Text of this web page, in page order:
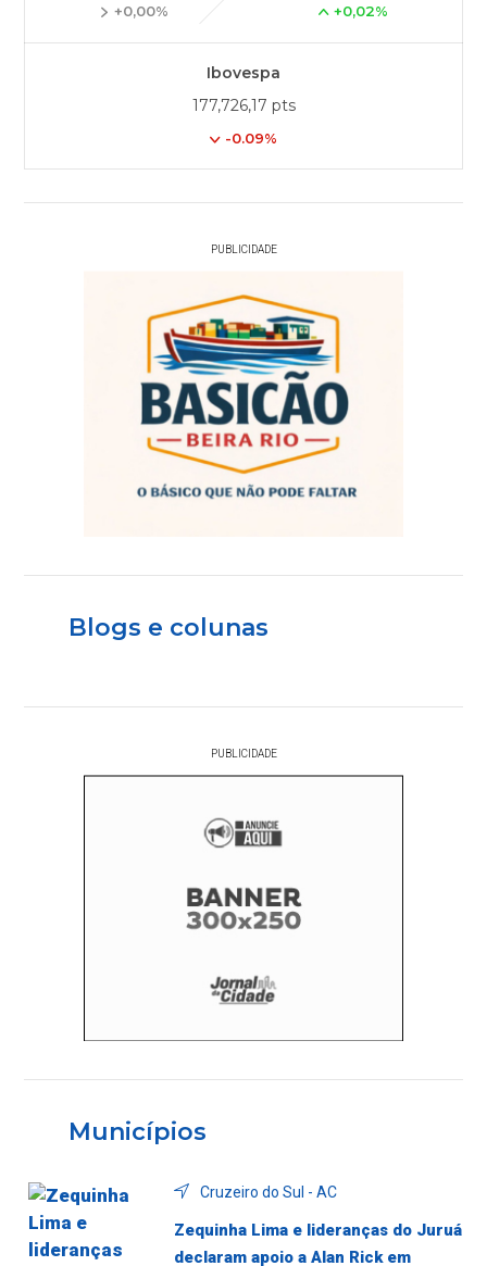
+0,00% +0,02%
Ibovespa
177,726,17 pts
-0.09%
PUBLICIDADE
Blogs e colunas
PUBLICIDADE
Municípios
Cruzeiro do Sul - AC
Zequinha Lima e lideranças do Juruá
declaram apoio a Alan Rick em